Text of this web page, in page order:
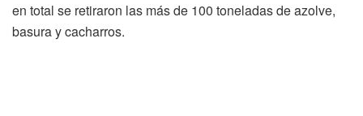
en total se retiraron las más de 100 toneladas de azolve,
basura y cacharros.